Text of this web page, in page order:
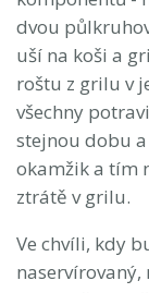
dvou
uší na koši a
roštu z grilu v
všechny
stejnou dobu
okamžik a tím
ztrátě v grilu.
Ve chvíli, kdy